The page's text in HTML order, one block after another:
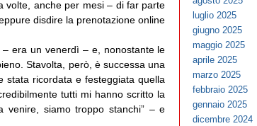
volte, anche per mesi – di far parte
disdire la prenotazione online
– era un venerdì – e, nonostante le
Stavolta, però, è successa una
stata ricordata e festeggiata quella
tutti mi hanno scritto la
venire, siamo troppo stanchi” – e
luglio 2025
giugno 2025
maggio 2025
aprile 2025
marzo 2025
febbraio 2025
gennaio 2025
dicembre 2024